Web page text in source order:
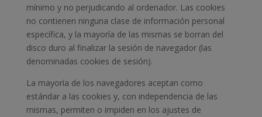
mínimo y no perjudicando al ordenador. Las cookies
no contienen ninguna clase de información personal
específica, y la mayoría de las mismas se borran del
disco duro al finalizar la sesión de navegador (las
denominadas cookies de sesión).
La mayoría de los navegadores aceptan como
estándar a las cookies y, con independencia de las
mismas, permiten o impiden en los ajustes de